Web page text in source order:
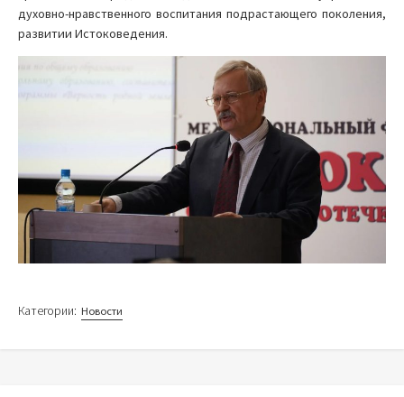
духовно-нравственного воспитания подрастающего поколения,
развитии Истоковедения.
Категории: Новости